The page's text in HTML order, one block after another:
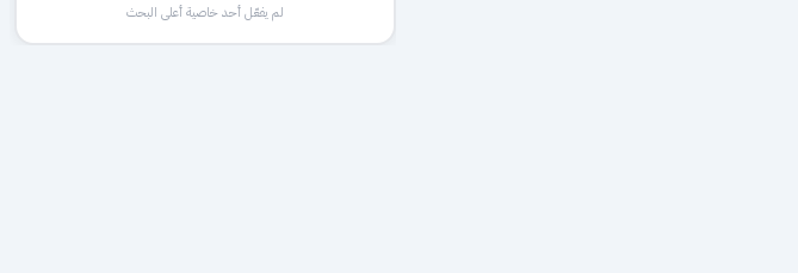
لم يفعّل أحد خاصية أعلى البحث